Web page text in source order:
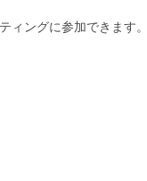
ィングに参加できます